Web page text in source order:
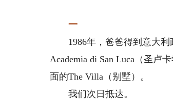
一
1986年，爸爸得到意大利
Academia di San Luca（圣卢
面的The Villa（别墅）。
我们次日抵达。